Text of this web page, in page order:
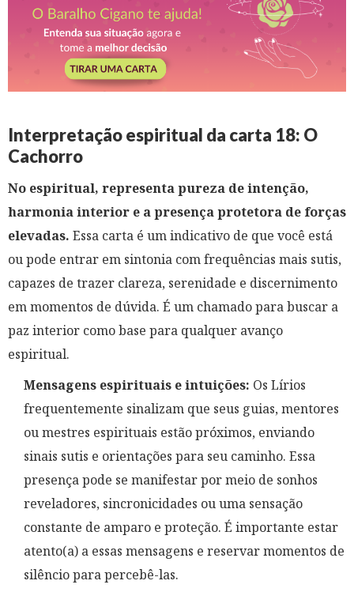
Interpretação espiritual da carta 18: O
Cachorro
No espiritual, representa pureza de intenção,
harmonia interior e a presença protetora de forças
elevadas. Essa carta é um indicativo de que você está
ou pode entrar em sintonia com frequências mais sutis,
capazes de trazer clareza, serenidade e discernimento
em momentos de dúvida. É um chamado para buscar a
paz interior como base para qualquer avanço
espiritual.
Mensagens espirituais e intuições: Os Lírios
frequentemente sinalizam que seus guias, mentores
ou mestres espirituais estão próximos, enviando
sinais sutis e orientações para seu caminho. Essa
presença pode se manifestar por meio de sonhos
reveladores, sincronicidades ou uma sensação
constante de amparo e proteção. É importante estar
atento(a) a essas mensagens e reservar momentos de
silêncio para percebê-las.